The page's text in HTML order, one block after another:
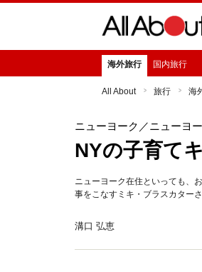
海外旅行 国内旅行
All About 旅行 海
ニューヨーク ／ニューヨ
NYの子育て
ニューヨーク在住といっても、
事をこなすミキ・ブラスカター
溝口 弘恵